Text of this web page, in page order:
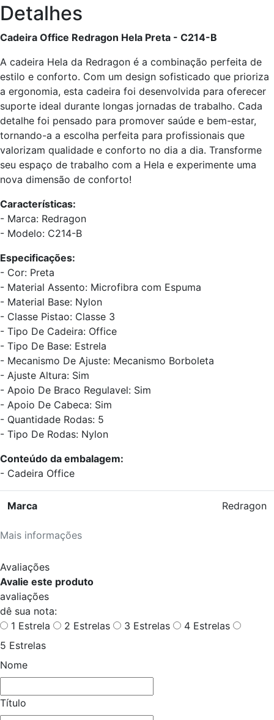
Detalhes
Cadeira Office Redragon Hela Preta - C214-B
A cadeira Hela da Redragon é a combinação perfeita de
estilo e conforto. Com um design sofisticado que prioriza
a ergonomia, esta cadeira foi desenvolvida para oferecer
suporte ideal durante longas jornadas de trabalho. Cada
detalhe foi pensado para promover saúde e bem-estar,
tornando-a a escolha perfeita para profissionais que
valorizam qualidade e conforto no dia a dia. Transforme
seu espaço de trabalho com a Hela e experimente uma
nova dimensão de conforto!
Características:
- Marca: Redragon
- Modelo: C214-B
Especificações:
- Cor: Preta
- Material Assento: Microfibra com Espuma
- Material Base: Nylon
- Classe Pistao: Classe 3
- Tipo De Cadeira: Office
- Tipo De Base: Estrela
- Mecanismo De Ajuste: Mecanismo Borboleta
- Ajuste Altura: Sim
- Apoio De Braco Regulavel: Sim
- Apoio De Cabeca: Sim
- Quantidade Rodas: 5
- Tipo De Rodas: Nylon
Conteúdo da embalagem:
- Cadeira Office
Mais informações
Marca Redragon
Avaliações
Avalie este produto
avaliações
dê sua nota:
1 Estrela
2 Estrelas 3 Estrelas
4 Estrelas
5 Estrelas
Nome
Título